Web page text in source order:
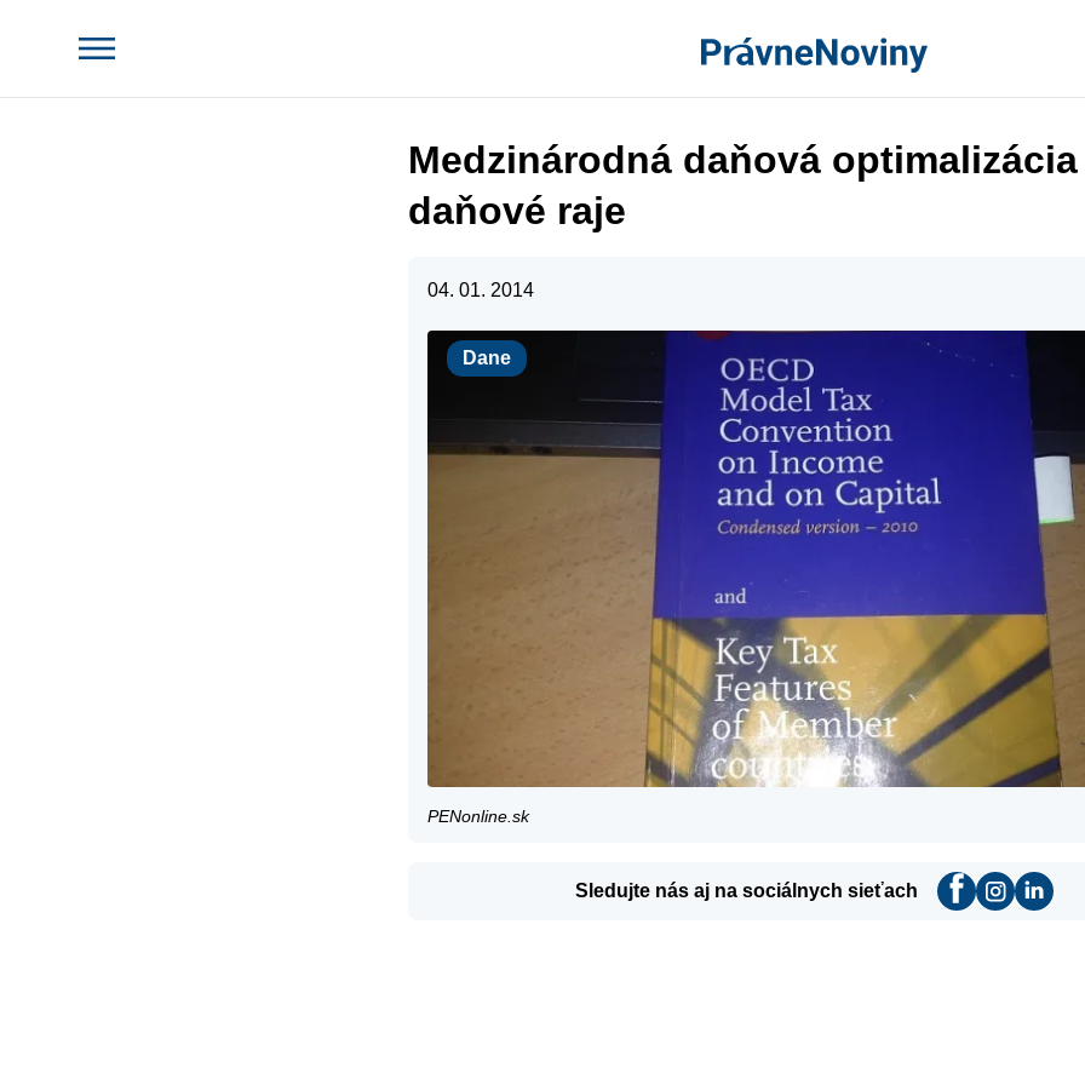
Medzinárodná daňová optimalizácia
daňové raje
04. 01. 2014
Dane
Dane
PENonline.sk
Sledujte nás aj na sociálnych sieťach